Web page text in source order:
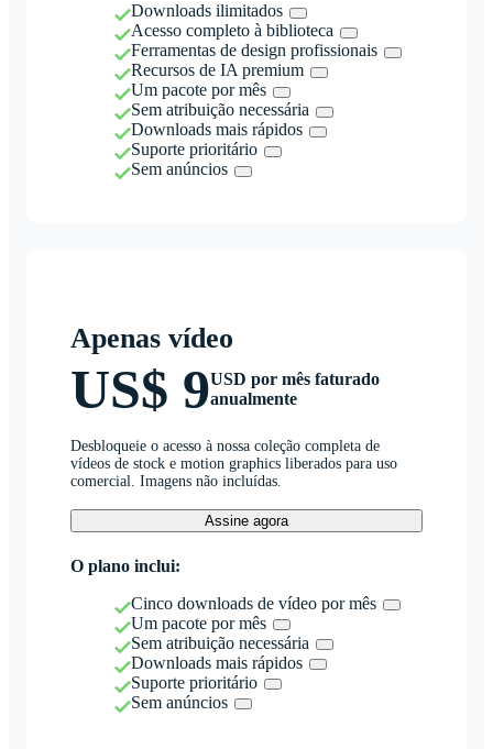
Downloads ilimitados
Acesso completo à biblioteca
Ferramentas de design profissionais
Recursos de IA premium
Um pacote por mês
Sem atribuição necessária
Downloads mais rápidos
Suporte prioritário
Sem anúncios
Apenas vídeo
US$ 9USD por mês faturado
anualmente
Desbloqueie o acesso à nossa coleção completa de
vídeos de stock e motion graphics liberados para uso
comercial. Imagens não incluídas.
Assine agora
O plano inclui:
Cinco downloads de vídeo por mês
Um pacote por mês
Sem atribuição necessária
Downloads mais rápidos
Suporte prioritário
Sem anúncios